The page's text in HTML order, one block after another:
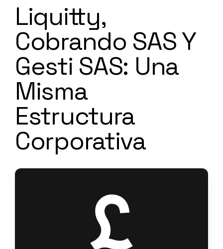
Liquitty,
Cobrando SAS Y
Gesti SAS: Una
Misma
Estructura
Corporativa